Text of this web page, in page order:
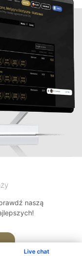
Live chat
naszą